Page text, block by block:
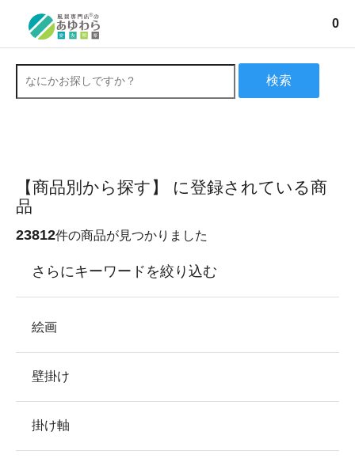
0
検索
【商品別から探す】 に登録されている商
品
23812件の商品が見つかりました
さらにキーワードを絞り込む
絵画
壁掛け
掛け軸